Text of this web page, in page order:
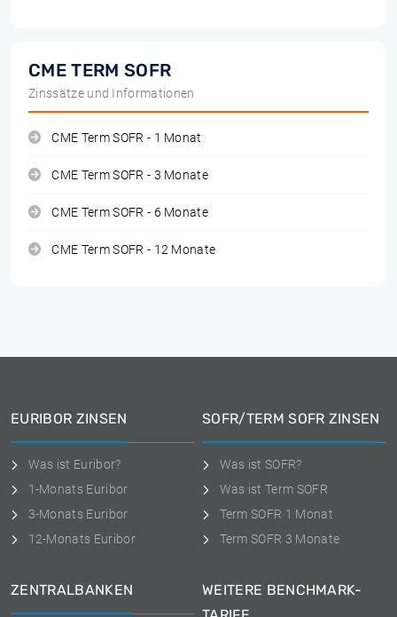
CME TERM SOFR
Zinssätze und Informationen
CME Term SOFR - 1 Monat
CME Term SOFR - 3 Monate
CME Term SOFR - 6 Monate
CME Term SOFR - 12 Monate
EURIBOR ZINSEN
Was ist Euribor?
1-Monats Euribor
3-Monats Euribor
12-Monats Euribor
SOFR/TERM SOFR ZINSEN
Was ist SOFR?
Was ist Term SOFR
Term SOFR 1 Monat
Term SOFR 3 Monate
ZENTRALBANKEN
WEITERE BENCHMARK-